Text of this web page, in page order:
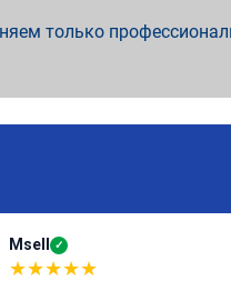
только
Msell ✓
★★★★★